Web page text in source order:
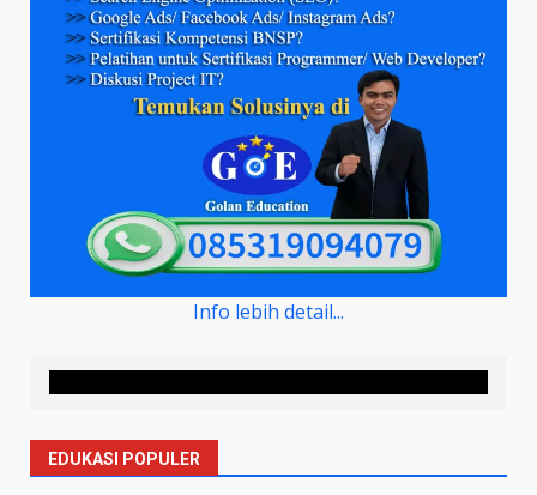
Info lebih detail...
EDUKASI POPULER